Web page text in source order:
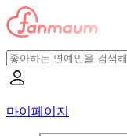
마이페이지